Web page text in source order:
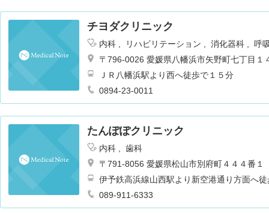
チヨダクリニック
内科 リハビリテーション 消化器科
呼
〒796-0026 愛媛県八幡浜市矢野町七丁目１
ＪＲ八幡浜駅より西へ徒歩で１５分
0894-23-0011
たんぽぽクリニック
内科
歯科
〒791-8056 愛媛県松山市別府町４４４番１
伊予鉄高浜線山西駅より新空港通り方面へ
089-911-6333